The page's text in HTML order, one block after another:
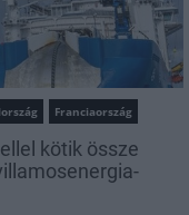
Franciaország
kötik össze